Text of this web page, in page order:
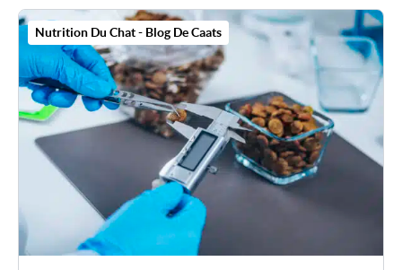
Nutrition Du Chat - Blog De Caats